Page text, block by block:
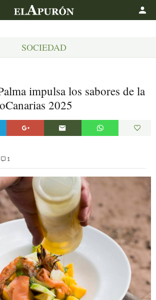
SOCIEDAD
impulsa los sabores de la
2025
1